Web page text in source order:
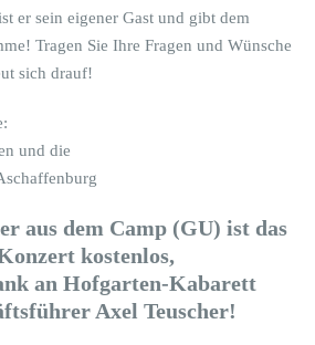
er sein eigener Gast und gibt dem
Tragen Sie Ihre Fragen und Wünsche
sich drauf!
und die
aus dem Camp (GU) ist das
kostenlos,
an Hofgarten-Kabarett
Axel Teuscher!